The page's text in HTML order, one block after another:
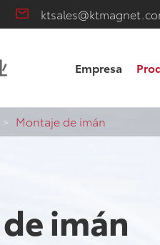
Empresa
Montaje de imán
imán